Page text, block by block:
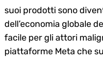
suoi prodotti sono
dell’economia globale
facile per gli attori
piattaforme Meta che